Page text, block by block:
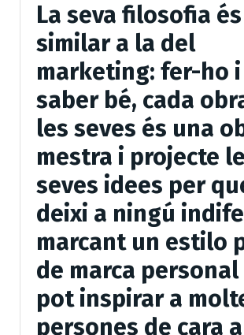
La seva filosofia és
similar a la del
marketing: fer-ho
saber bé, cada
les seves és una
mestra i projecte
seves idees per
deixi a ningú
marcant un estilo
de marca personal
pot inspirar a
persones de cara a